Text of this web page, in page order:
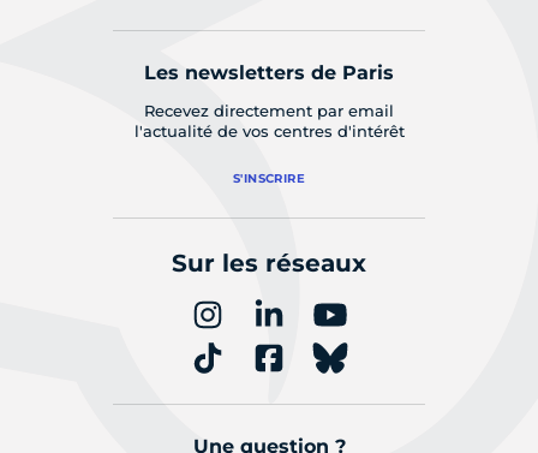
Les newsletters de Paris
Recevez directement par email
l'actualité de vos centres d'intérêt
S'INSCRIRE
Sur les réseaux
Une question ?